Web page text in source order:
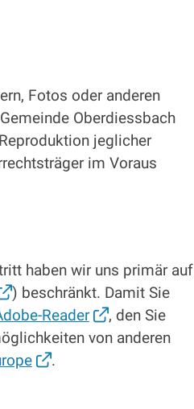
Fotos oder anderen
Oberdiessbach
jeglicher
im Voraus
haben wir uns primär auf
) beschränkt. Damit Sie
Reader
, den Sie
von anderen
.